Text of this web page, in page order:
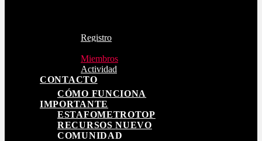
Registro
Miembros
Actividad
CONTACTO
CÓMO FUNCIONA
IMPORTANTE
ESTAFOMETROTOP
RECURSOSNUEVO
COMUNIDAD